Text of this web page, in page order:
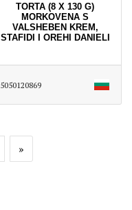
TORTA (8 X 130 G)
MORKOVENA S
VALSHEBEN KREM,
STAFIDI I OREHI DANIELI
5050120869
»